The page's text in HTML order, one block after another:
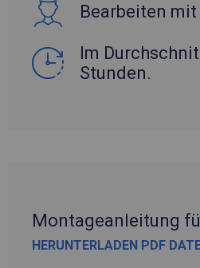
Bearbeiten
Im
Stunden.
Montageanleitung
HERUNTERLADEN PDF